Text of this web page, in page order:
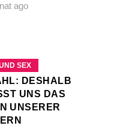
ago
SEX
DESHALB
UNS DAS
UNSERER